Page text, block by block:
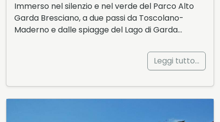
Immerso nel silenzio e nel verde del Parco Alto
Garda Bresciano, a due passi da Toscolano-
Maderno e dalle spiagge del Lago di Garda…
Leggi tutto…